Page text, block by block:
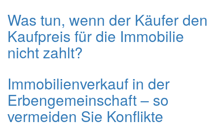
Was tun, wenn der Käufer den
Kaufpreis für die Immobilie
nicht zahlt?
Immobilienverkauf in der
Erbengemeinschaft – so
vermeiden Sie Konflikte